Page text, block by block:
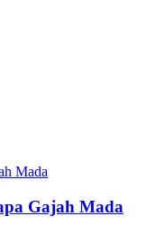
Gajah Mada